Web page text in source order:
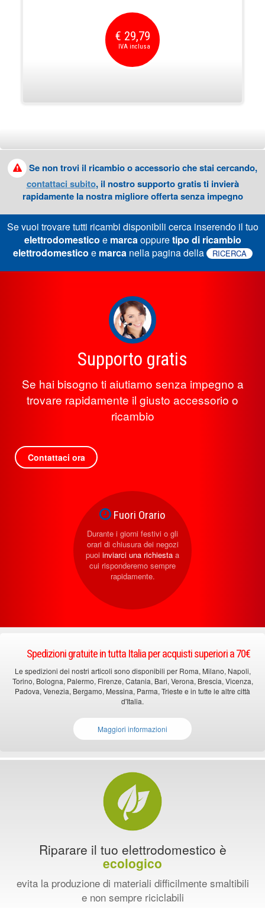
€ 29,79
Se non trovi il ricambio o accessorio che stai cercando,
contattaci subito, il nostro supporto gratis ti invierà
rapidamente la nostra migliore offerta senza impegno
Se vuoi trovare tutti ricambi disponibili cerca inserendo il tuo
elettrodomestico e marcaoppuretipo di ricambio
elettrodomestico e marcanella pagina della RICERCA
Supporto gratis
Se hai bisogno ti aiutiamo senza impegno a
trovare rapidamente il giusto accessorio o
ricambio
Contattaci ora
Fuori Orario
Durante i giorni festivi o gli
orari di chiusura dei negozi
puoi inviarci una richiesta a
cui risponderemo sempre
rapidamente.
Spedizioni gratuite in tutta Italia per acquisti superiori a 70€
Le spedizioni dei nostri articoli sono disponibili per Roma, Milano, Napoli,
Torino, Bologna, Palermo, Firenze, Catania, Bari, Verona, Brescia, Vicenza,
Padova, Venezia, Bergamo, Messina, Parma, Trieste e in tutte le altre città
d'Italia.
Maggiori informazioni
Riparare il tuo elettrodomestico è
ecologico
evita la produzione di materiali difficilmente smaltibili
e non sempre riciclabili